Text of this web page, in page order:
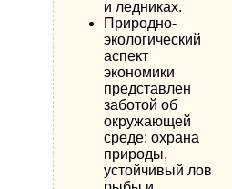
и ледниках.
Природно-
экологический
аспект
экономики
представлен
заботой об
окружающей
среде: охрана
природы,
устойчивый лов